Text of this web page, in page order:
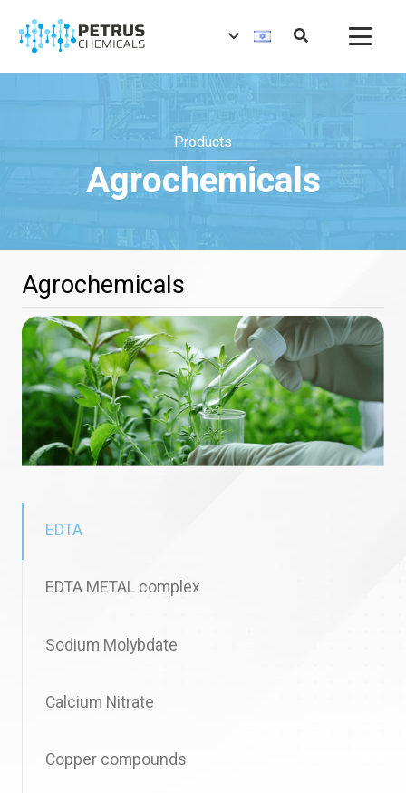
Products
Agrochemicals
Agrochemicals
EDTA
EDTA METAL complex
Sodium Molybdate
Calcium Nitrate
Copper compounds